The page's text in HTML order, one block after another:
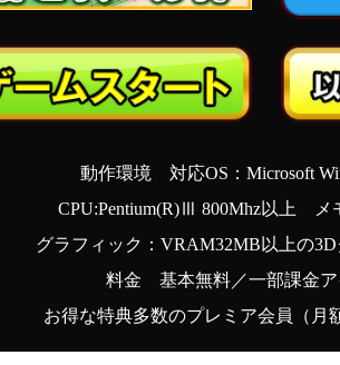
動作環境 対応OS：Microsoft
CPU:Pentium(R)Ⅲ 800Mhz以上 メ
グラフィック：VRAM32MB以上の
料金 基本無料／一部課金ア
お得な特典多数のプレミア会員（月